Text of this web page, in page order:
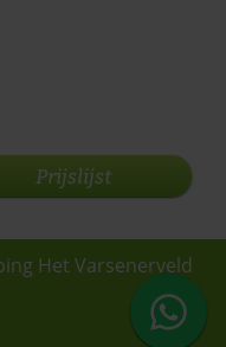
Prijslijst
Het Varsenerveld